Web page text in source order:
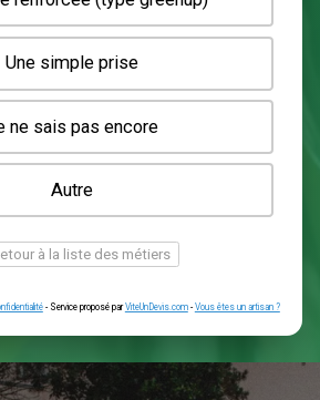
wallbox en triphasé (22kW)
wallbox en monophasé (7kW)
prise renforcée (type greenup)
Une simple prise
Je ne sais pas encore